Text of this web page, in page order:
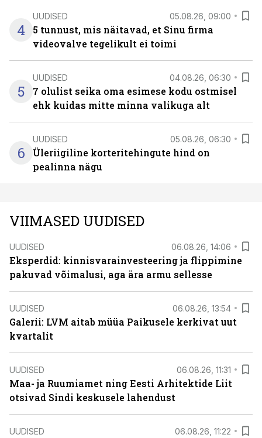
4
UUDISED 05.08.26, 09:00
5 tunnust, mis näitavad, et Sinu firma
videovalve tegelikult ei toimi
5
UUDISED 04.08.26, 06:30
7 olulist seika oma esimese kodu ostmisel
ehk kuidas mitte minna valikuga alt
6
UUDISED 05.08.26, 06:30
Üleriigiline korteritehingute hind on
pealinna nägu
VIIMASED UUDISED
UUDISED 06.08.26, 14:06
Eksperdid: kinnisvarainvesteering ja flippimine
pakuvad võimalusi, aga ära armu sellesse
UUDISED 06.08.26, 13:54
Galerii: LVM aitab müüa Paikusele kerkivat uut
kvartalit
UUDISED 06.08.26, 11:31
Maa- ja Ruumiamet ning Eesti Arhitektide Liit
otsivad Sindi keskusele lahendust
UUDISED 06.08.26, 11:22